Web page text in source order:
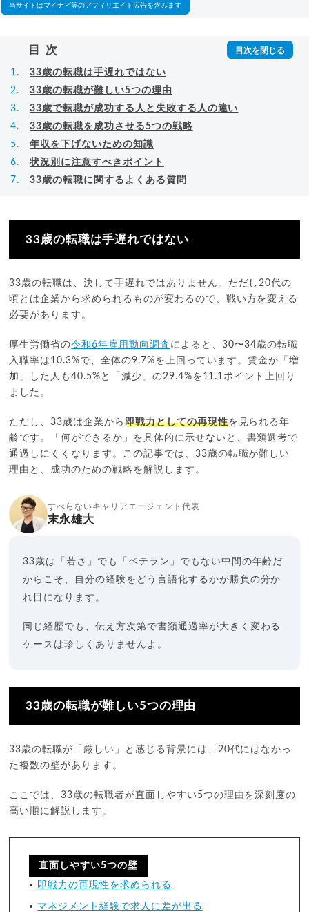
べらない転職エージェント
当サイトはマイナビ等のアフィリエイト広告を含みます
目次
33歳の転職は手遅れではない
33歳の転職が難しい5つの理由
33歳で転職が成功する人と失敗する人の違い
33歳の転職を成功させる5つの戦略
年収を下げないための知識
状況別に注意すべきポイント
33歳の転職に関するよくある質問
33歳の転職は手遅れではない
33歳の転職は、決して手遅れではありません。ただし20代の
頃とは企業から求められるものが変わるので、戦い方を変える
必要があります。
厚生労働省の令和6年雇用動向調査 によると、30〜34歳の転職
入職率は10.3%で、全体の9.7%を上回っています。賃金が「増
加」した人も40.5%と「減少」の29.4%を11.1ポイント上回り
ました。
ただし、33歳は企業から 即戦力としての再現性を見られる年
齢です。「何ができるか」を具体的に示せないと、書類選考で
通過しにくくなります。この記事では、33歳の転職が難しい
理由と、成功のための戦略を解説します。
すべらないキャリアエージェント代表
末永雄大
33歳は「若さ」でも「ベテラン」でもない中間の年齢だ
からこそ、自分の経験をどう言語化するかが勝負の分か
れ目になります。
同じ経歴でも、伝え方次第で書類通過率が大きく変わる
ケースは珍しくありませんよ。
33歳の転職が難しい5つの理由
33歳の転職が「厳しい」と感じる背景には、20代にはなかっ
た複数の壁があります。
ここでは、33歳の転職者が直面しやすい5つの理由を深刻度の
高い順に解説します。
直面しやすい5つの壁
即戦力の再現性を求められる
マネジメント経験で求人に差が出る